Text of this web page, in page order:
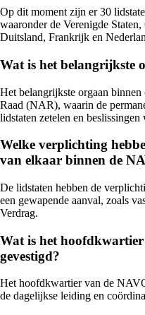
Op dit moment zijn er 30
waaronder de Verenigde
Duitsland, Frankrijk en
Wat is het belangrijkste
Het belangrijkste orgaan
Raad (NAR), waarin de
lidstaten zetelen en beslissingen
Welke verplichting
van elkaar binnen de
De lidstaten hebben de
een gewapende aanval, zoals
Verdrag.
Wat is het
gevestigd?
Het hoofdkwartier van de
de dagelijkse leiding en